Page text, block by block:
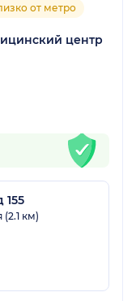
от метро
центр
155
км)